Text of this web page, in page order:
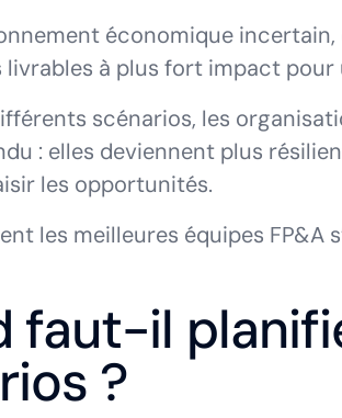
économique
livrables à plus fort impact pour
scénarios, les
: elles deviennent plus
les opportunités.
les meilleures équipes FP&A
faut-il
?